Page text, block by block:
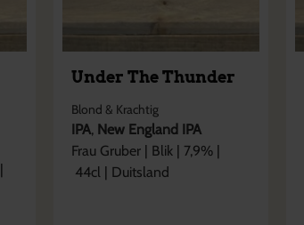
|
Under The Thunder
Blond & Krachtig
IPA, New England IPA
Frau Gruber | Blik | 7,9% |
44cl | Duitsland